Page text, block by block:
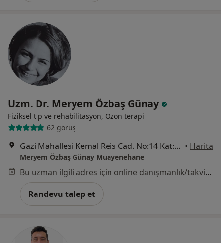
Uzm. Dr. Meryem Özbaş Günay
Fiziksel tıp ve rehabilitasyon, Ozon terapi
62 görüş
Gazi Mahallesi Kemal Reis Cad. No:14 Kat:2 Gaziemir/İzmir, İzmir • Harita
Meryem Özbaş Günay Muayenehane
Bu uzman ilgili adres için online danışmanlık/takvim sunmuyor.
Randevu talep et